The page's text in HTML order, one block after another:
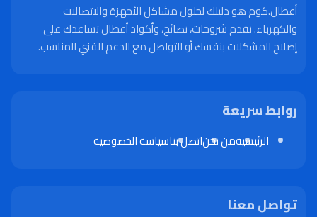
أعطال.كوم هو دليلك لحلول مشاكل الأجهزة والاتصالات
والكهرباء. نقدم شروحات، نصائح، وأكواد أعطال تساعدك على
إصلاح المشكلات بنفسك أو التواصل مع الدعم الفني المناسب.
روابط سريعة
الرئيسيةمن نحناتصل بناسياسة الخصوصية
تواصل معنا